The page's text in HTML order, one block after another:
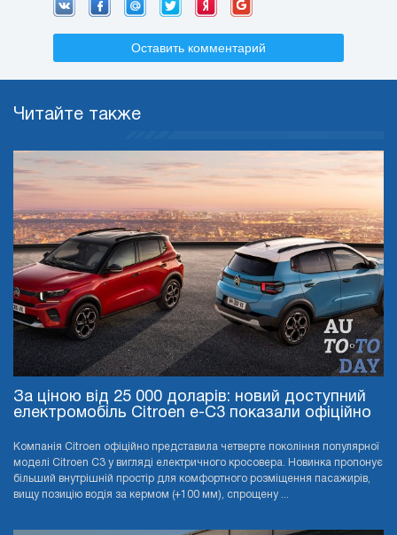
Оставить комментарий
Читайте также
За ціною від 25 000 доларів: новий доступний
електромобіль Citroen e-C3 показали офіційно
Компанія Citroen офіційно представила четверте покоління популярної
моделі Citroen C3 у вигляді електричного кросовера. Новинка пропонує
більший внутрішній простір для комфортного розміщення пасажирів,
вищу позицію водія за кермом (+100 мм), спрощену ...